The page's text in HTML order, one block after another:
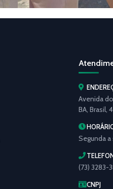
Avenida
BA,
Segunda
(73) 3283-
CNPJ